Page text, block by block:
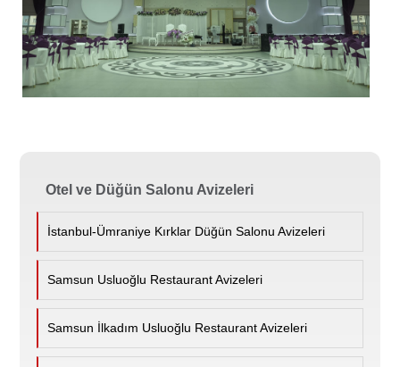
Otel ve Düğün Salonu Avizeleri
İstanbul-Ümraniye Kırklar Düğün Salonu Avizeleri
Samsun Usluoğlu Restaurant Avizeleri
Samsun İlkadım Usluoğlu Restaurant Avizeleri